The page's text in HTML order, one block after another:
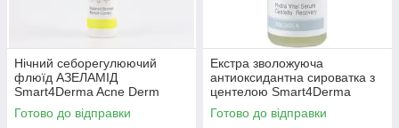
Нічний себорегулюючий
флюїд АЗЕЛАМІД
Smart4Derma Acne Derm
Active AZELAMID BOOSTER
BLEMISH CORRECT
Готово до відправки
Екстра зволожуюча
антиоксидантна сироватка з
центелою Smart4Derma
Aquagen HYDRA VITAL
SERUM CENTELLA
Готово до відправки